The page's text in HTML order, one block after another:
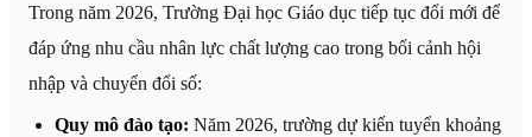
Trong năm 2026, Trường Đại học Giáo dục tiếp tục đổi mới để
đáp ứng nhu cầu nhân lực chất lượng cao trong bối cảnh hội
nhập và chuyển đổi số:
Quy mô đào tạo: Năm 2026, trường dự kiến tuyển khoảng